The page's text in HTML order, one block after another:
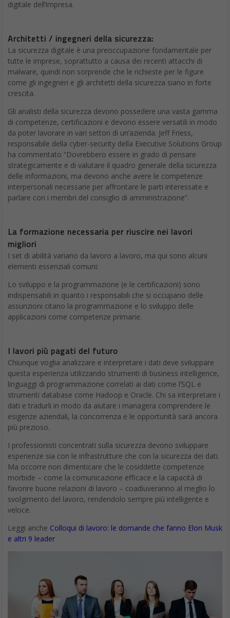
digitale dell’impresa.
Architetti / ingegneri della sicurezza:
La sicurezza digitale è una preoccupazione fondamentale per
tutte le imprese, soprattutto a causa dei recenti attacchi di
malware, quindi non sorprende che le richieste per le figure
come gli ingegneri e gli architetti della sicurezza siano in forte
crescita.
Gli analisti della sicurezza devono possedere una vasta gamma
di competenze, certificazioni e devono essere versatili in modo
da poter lavorare in vari settori di un’azienda. Jeff Friess,
responsabile della cyber-security della Executive Solutions Group
ha commentato “Dovrebbero essere in grado di pensare
strategicamente e di valutare il quadro generale della sicurezza
delle informazioni, ma devono anche avere le competenze
interpersonali necessarie per affrontare le parti interessate e
parlare con i membri del consiglio di amministrazione”.
La formazione necessaria per riuscire nei lavori
migliori
I set di abilità variano da lavoro a lavoro, ma qui sono alcuni
elementi essenziali comuni:
Lo sviluppo e la programmazione (e le certificazioni) sono
indispensabili in quanto i responsabili che si occupano delle
assunzioni citano la programmazione e lo sviluppo delle
applicazioni come competenze primarie.
I lavori più pagati del futuro
Chiunque voglia analizzare e interpretare i dati deve sviluppare
questa esperienza utilizzando strumenti di business intelligence,
linguaggi di programmazione correlati ai dati come l’SQL e
strumenti database come Hadoop e Oracle. Chi sa interpretare i
dati e tradurli in modo da aiutare i managera comprendere le
esigenze aziendali, la concorrenza e le opportunità sarà ancora
più prezioso.
I professionisti concentrati sulla sicurezza devono sviluppare
esperienze sia con le infrastrutture che con la sicurezza dei dati.
Ma occorre non dimenticare che le cosiddette competenze
morbide – come la comunicazione efficace e la capacità di
favorire buone relazioni di lavoro – coadiuveranno al meglio lo
svolgimento del lavoro, rendendolo sempre più intelligente e
veloce.
Leggi anche Colloqui di lavoro: le domande che fanno Elon Musk
e altri 9 leader